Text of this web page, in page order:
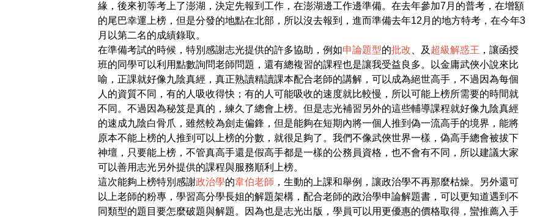
緣，後來初等考上了澎湖，決定先報到工作，在澎湖邊工作邊準備。在去年參加7月的普考，在增額
的尾巴幸運上榜，但是分發的地點在北部，所以沒去報到，進而準備去年12月的地方特考，在今年3
月以第二名的成績錄取。
在準備考試的時候，特別感謝志光提供的許多協助，例如申論題型的批改 、及 超級解惑王 ，讓函授
班的同學可以利用點數詢問老師問題，還有總複習的課程也是讓我受益良多。以金庸武俠小說來比
喻，正課就好像九陰真經，真正熟讀精讀課本配合老師的講解，可以成為絕世高手，不過因為每個
人的資質不同，有的人吸收得快；有的人可能吸收的速度就比較慢，所以可能上榜所需要的時間就
不同。不過因為秘笈是真的，練久了總會上榜。但是志光補習另外的這些輔導課程就好像九陰真經
的速成九陰白骨爪，雖然較為劍走偏鋒，但是能夠在短期內將一個人推到偽一流高手的境界，能將
原本不能上榜的人推到可以上榜的分數，就很足夠了。我們不像武俠世界一樣，偽高手總會被拔下
神壇，只要能上榜，不管真高手還是假高手都是一樣的公務員資格，也不會有不同，所以建議大家
可以善用志光另外提供的課程與服務順利上榜。
這次能夠上榜特別感謝政治學的韋伯老師 ，生動的上課和舉例，讓政治學不再那麼枯燥。另外還可
以上老師的粉專，學習高分學長姐的解題架構，配合老師的政治學申論解題書，可以更知道遇到不
同類型的題目要怎麼破題與解題。因為也是志光出版，學員可以用更優惠的價格取得，蠻推薦入手